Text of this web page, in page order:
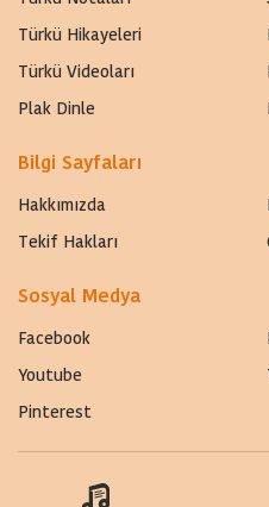
Türkü Hikayeleri
Türkü Videoları
Plak Dinle
Bilgi Sayfaları
Hakkımızda
Tekif Hakları
Sosyal Medya
Facebook
Youtube
Pinterest